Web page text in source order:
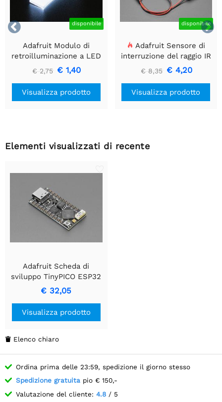

 disponibile
Adafruit Modulo di
retroilluminazione a LED
bianco - Piccolo 12 mm x
40 mm
€ 2,75 € 1,40
Visualizza prodotto
disponibile
Adafruit Sensore di
interruzione del raggio IR
con estremità del
connettore del cavo di alta
qualità - LED da 5 mm
€ 8,35 € 4,20
Visualizza prodotto
Elementi visualizzati di recente
Adafruit Scheda di
sviluppo TinyPICO ESP32
con USB -C
€ 32,05
Visualizza prodotto
 Elenco chiaro
Ordina prima delle 23:59, spedizione il giorno stesso
Spedizione gratuita pio € 150,-
Valutazione del cliente: 4.8 / 5